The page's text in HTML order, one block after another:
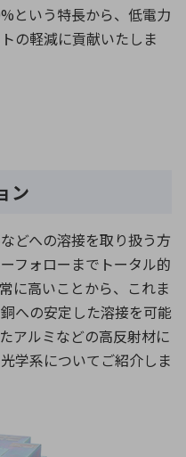
という特長から、低電力
の軽減に貢献いたしま
ン
どへの溶接を取り扱う方
フォローまでトータル的
に高いことから、これま
への安定した溶接を可能
アルミなどの高反射材に
学系についてご紹介しま